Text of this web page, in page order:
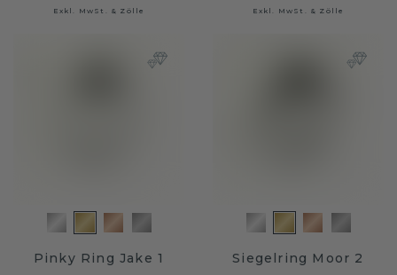
Exkl. MwSt. & Zölle Exkl. MwSt. & Zölle
Pinky Ring Jake 1 Siegelring Moor 2